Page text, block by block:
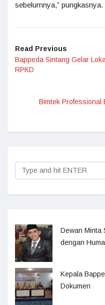
sebelumnya,” pungkasnya.
Read Previous
Bappeda Sintang Gelar
RPKD
Bimtek Professional
Dewan Minta
dengan
Kepala
Dokumen